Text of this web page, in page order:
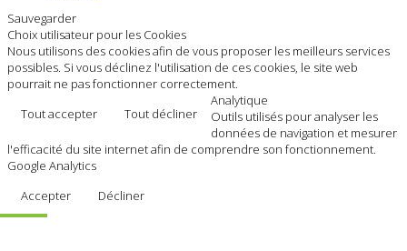
Sauvegarder
Choix utilisateur pour les Cookies
Nous utilisons des cookies afin de vous proposer les meilleurs services
possibles. Si vous déclinez l'utilisation de ces cookies, le site web
pourrait ne pas fonctionner correctement.
Tout accepter
Tout décliner
Analytique
Outils utilisés pour analyser les
données de navigation et mesurer
l'efficacité du site internet afin de comprendre son fonctionnement.
Google Analytics
Accepter
Décliner